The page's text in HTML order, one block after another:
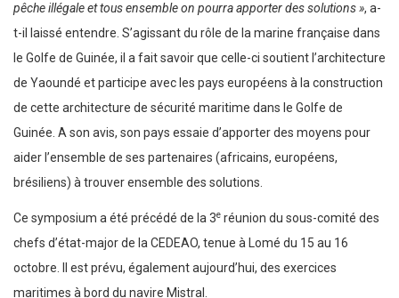
pêche illégale et tous ensemble on pourra apporter des solutions », a-
t-il laissé entendre. S’agissant du rôle de la marine française dans
le Golfe de Guinée, il a fait savoir que celle-ci soutient l’architecture
de Yaoundé et participe avec les pays européens à la construction
de cette architecture de sécurité maritime dans le Golfe de
Guinée. A son avis, son pays essaie d’apporter des moyens pour
aider l’ensemble de ses partenaires (africains, européens,
brésiliens) à trouver ensemble des solutions.
Ce symposium a été précédé de la 3e réunion du sous-comité des
chefs d’état-major de la CEDEAO, tenue à Lomé du 15 au 16
octobre. Il est prévu, également aujourd’hui, des exercices
maritimes à bord du navire Mistral.